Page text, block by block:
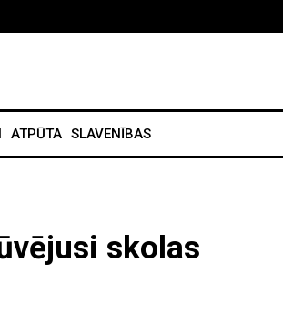
ATPŪTA SLAVENĪBAS
skolas